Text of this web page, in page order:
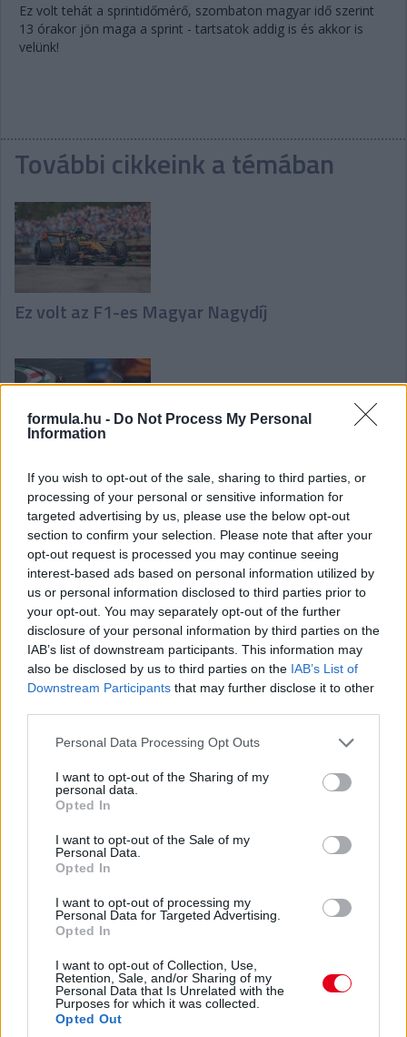
formula.hu - Do Not Process My Personal
Information
If you wish to opt-out of the sale, sharing to third parties, or
processing of your personal or sensitive information for
targeted advertising by us, please use the below opt-out
section to confirm your selection. Please note that after your
opt-out request is processed you may continue seeing
interest-based ads based on personal information utilized by
us or personal information disclosed to third parties prior to
your opt-out. You may separately opt-out of the further
disclosure of your personal information by third parties on the
IAB’s list of downstream participants. This information may
also be disclosed by us to third parties on the IAB’s List of
Downstream Participants that may further disclose it to other
Please note that this website/app uses one or more Google
not limited to your visit or usage behaviour. You may click to
grant or deny consent to Google and its third-party tags to
use your data for below specified purposes in below Google
consent section.
Personal Data Processing Opt Outs
I want to opt-out of the Sharing of my
personal data.
Opted In
I want to opt-out of the Sale of my
Personal Data.
Opted In
I want to opt-out of processing my
Personal Data for Targeted Advertising.
Opted In
I want to opt-out of Collection, Use,
Retention, Sale, and/or Sharing of my
Personal Data that Is Unrelated with the
Purposes for which it was collected.
Opted Out
Ez volt tehát a sprintidőmérő, szombaton magyar idő szerint
13 órakor jön maga a sprint - tartsatok addig is és akkor is
velünk!
További cikkeink a témában
Ez volt az F1-es Magyar Nagydíj
Így zajlott az F1-es Magyar Nagydíj időmérő
edzése
Ez volt az F1-es Magyar Nagydíj harmadik
szabadedzése
Ez volt az F1-es Magyar Nagydíj második
szabadedzése
Ez volt az F1-es Magyar Nagydíj első edzése